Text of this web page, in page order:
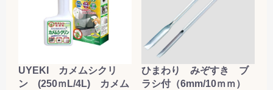
お買い物を続ける カートへ進む
UYEKI カメムシクリ
ン (250ｍL/4L) カメム
ひまわり みぞすき ブ
ラシ付（6mm/10ｍｍ）